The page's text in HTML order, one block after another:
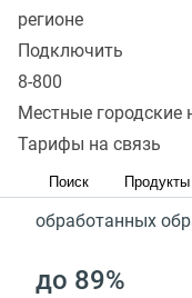
регионе
Подключить
8-800
Местные городские
Тарифы на связь
Поиск Продукты
которые
медицины
100%
обработанных
до 89%